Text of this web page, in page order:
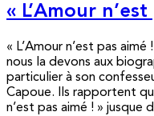
« L’Amour
« L’Amour n’est pas
nous la devons aux
particulier à son
Capoue. Ils rapportent
n’est pas aimé ! » jusque